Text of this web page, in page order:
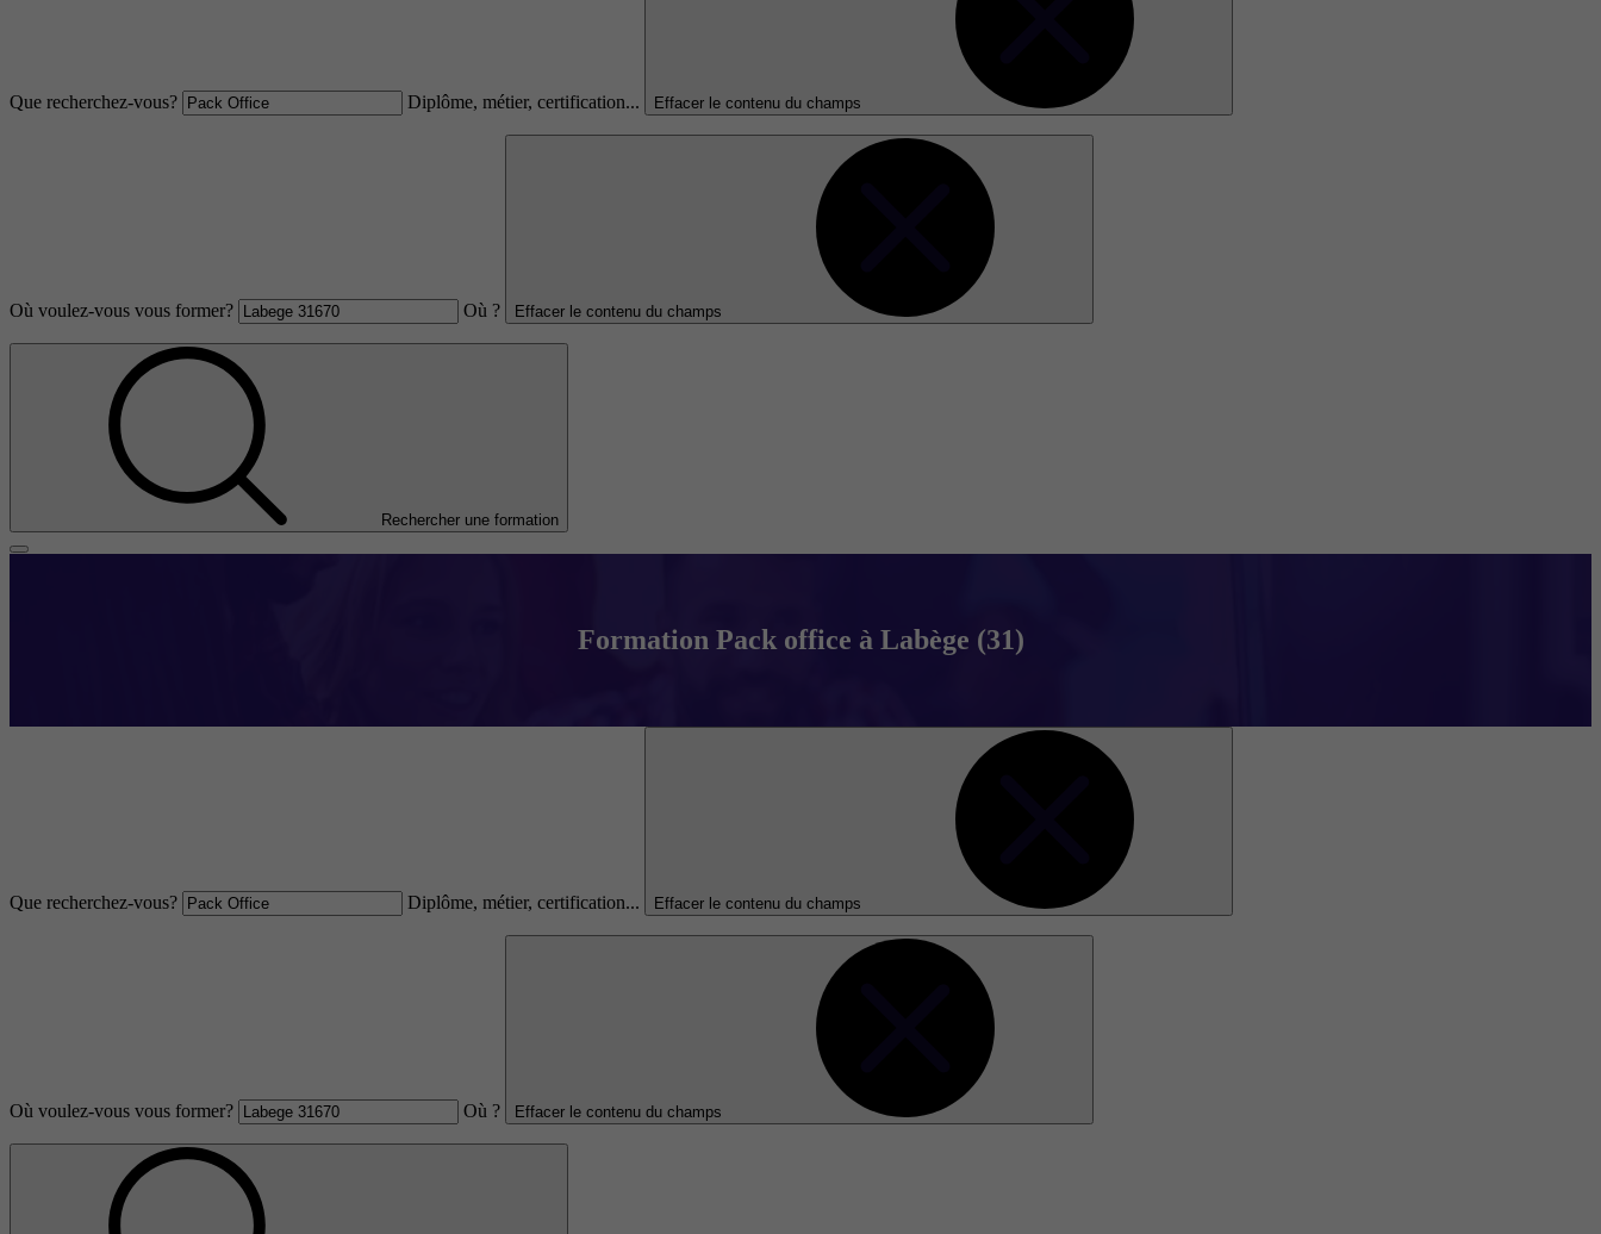
Que recherchez-vous? Diplôme, métier, certification... Effacer le contenu du champs
Où voulez-vous vous former? Où ? Effacer le contenu du champs
Rechercher une formation
Formation Pack office à Labège (31)
Que recherchez-vous? Diplôme, métier, certification... Effacer le contenu du champs
Où voulez-vous vous former? Où ? Effacer le contenu du champs